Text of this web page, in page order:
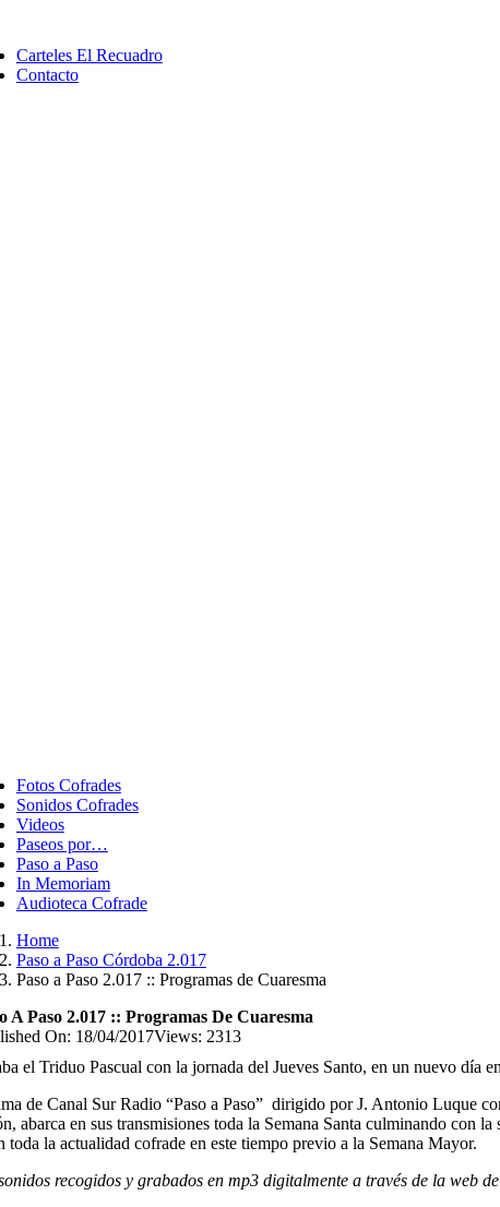
contenido
Carteles El Recuadro
Contacto
Fotos Cofrades
Sonidos Cofrades
Videos
Paseos por…
Paso a Paso
In Memoriam
Audioteca Cofrade
Home
Paso a Paso Córdoba 2.017
Paso a Paso 2.017 :: Programas de Cuaresma
A Paso 2.017 :: Programas De Cuaresma
On: 18/04/2017Views: 2313
el Triduo Pascual con la jornada del Jueves Santo, en un nuevo día
de Canal Sur Radio “Paso a Paso” dirigido por J. Antonio Luque
abarca en sus transmisiones toda la Semana Santa culminando con
toda la actualidad cofrade en este tiempo previo a la Semana Mayor.
recogidos y grabados en mp3 digitalmente a través de la web